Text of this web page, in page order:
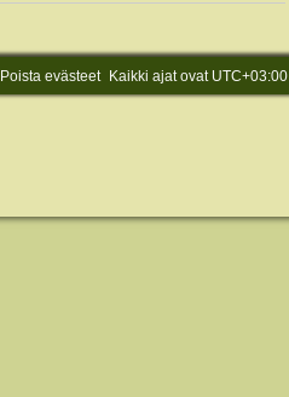
Kaikki ajat ovat UTC+03:00
Poista evästeet